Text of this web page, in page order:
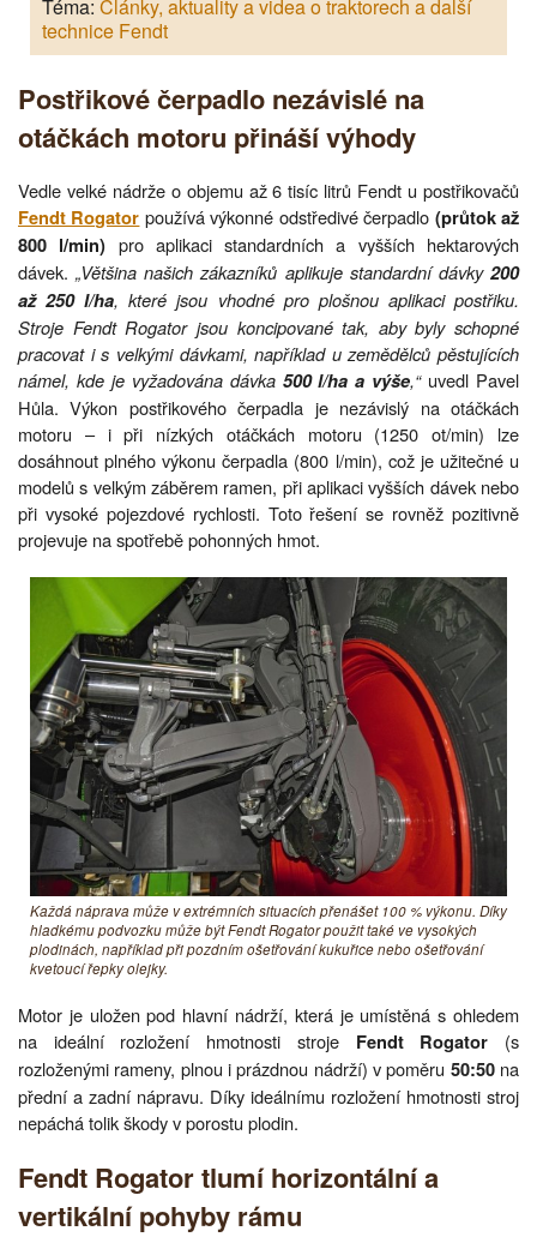
Téma: Články, aktuality a videa o traktorech a další
technice Fendt
Postřikové čerpadlo nezávislé na
otáčkách motoru přináší výhody
Vedle velké nádrže o objemu až 6 tisíc litrů Fendt u postřikovačů
Fendt Rogator používá výkonné odstředivé čerpadlo (průtok až
800 l/min) pro aplikaci standardních a vyšších hektarových
dávek.„Většina našich zákazníků aplikuje standardní dávky200
až 250 l/ha, které jsou vhodné pro plošnou aplikaci postřiku.
Stroje Fendt Rogator jsou koncipované tak, aby byly schopné
pracovat i s velkými dávkami, například u zemědělců pěstujících
námel, kde je vyžadována dávka 500 l/ha a výše,“uvedl Pavel
Hůla. Výkon postřikového čerpadla je nezávislý na otáčkách
motoru – i při nízkých otáčkách motoru (1250 ot/min) lze
dosáhnout plného výkonu čerpadla (800 l/min), což je užitečné u
modelů s velkým záběrem ramen, při aplikaci vyšších dávek nebo
při vysoké pojezdové rychlosti. Toto řešení se rovněž pozitivně
projevuje na spotřebě pohonných hmot.
Každá náprava může v extrémních situacích přenášet 100 % výkonu. Díky
hladkému podvozku může být Fendt Rogator použit také ve vysokých
plodinách, například při pozdním ošetřování kukuřice nebo ošetřování
kvetoucí řepky olejky.
Motor je uložen pod hlavní nádrží, která je umístěná s ohledem
na ideální rozložení hmotnosti stroje Fendt Rogator (s
rozloženými rameny, plnou i prázdnou nádrží) v poměru 50:50na
přední a zadní nápravu. Díky ideálnímu rozložení hmotnosti stroj
nepáchá tolik škody v porostu plodin.
Fendt Rogator tlumí horizontální a
vertikální pohyby rámu